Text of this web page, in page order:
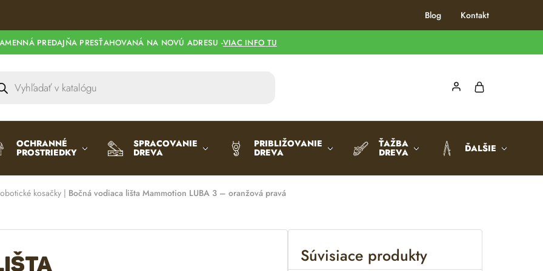
Blog Kontakt
PREDAJŇA PRESŤAHOVANÁ NA NOVÚ ADRESU -VIAC INFO TU
OCHRANNÉ
PROSTRIEDKY
SPRACOVANIE
DREVA
PRIBLIŽOVANIE
DREVA
ŤAŽBA
DREVA ĎALŠIE
kosačky | Bočná vodiaca lišta Mammotion LUBA 3 – oranžová pravá
Súvisiace produkty
e
r
v
: